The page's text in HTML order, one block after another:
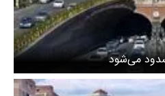
می‌شود